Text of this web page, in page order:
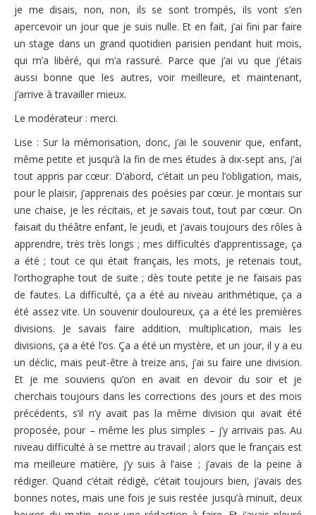
je me disais, non, non, ils se sont trompés, ils vont s’en
apercevoir un jour que je suis nulle. Et en fait, j’ai fini par faire
un stage dans un grand quotidien parisien pendant huit mois,
qui m’a libéré, qui m’a rassuré. Parce que j’ai vu que j’étais
aussi bonne que les autres, voir meilleure, et maintenant,
j’arrive à travailler mieux.
Le modérateur : merci.
Lise : Sur la mémorisation, donc, j’ai le souvenir que, enfant,
même petite et jusqu’à la fin de mes études à dix-sept ans, j’ai
tout appris par cœur. D’abord, c’était un peu l’obligation, mais,
pour le plaisir, j’apprenais des poésies par cœur. Je montais sur
une chaise, je les récitais, et je savais tout, tout par cœur. On
faisait du théâtre enfant, le jeudi, et j’avais toujours des rôles à
apprendre, très très longs ; mes difficultés d’apprentissage, ça
a été ; tout ce qui était français, les mots, je retenais tout,
l’orthographe tout de suite ; dès toute petite je ne faisais pas
de fautes. La difficulté, ça a été au niveau arithmétique, ça a
été assez vite. Un souvenir douloureux, ça a été les premières
divisions. Je savais faire addition, multiplication, mais les
divisions, ça a été l’os. Ça a été un mystère, et un jour, il y a eu
un déclic, mais peut-être à treize ans, j’ai su faire une division.
Et je me souviens qu’on en avait en devoir du soir et je
cherchais toujours dans les corrections des jours et des mois
précédents, s’il n’y avait pas la même division qui avait été
proposée, pour – même les plus simples – j’y arrivais pas. Au
niveau difficulté à se mettre au travail ; alors que le français est
ma meilleure matière, j’y suis à l’aise ; j’avais de la peine à
rédiger. Quand c’était rédigé, c’était toujours bien, j’avais des
bonnes notes, mais une fois je suis restée jusqu’à minuit, deux